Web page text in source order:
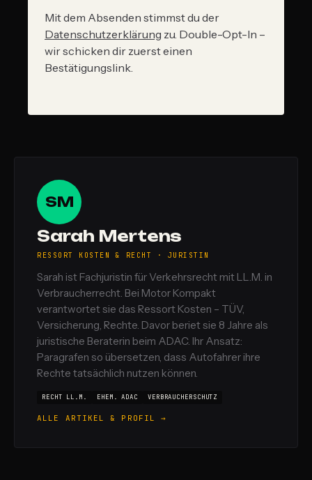
Mit dem Absenden stimmst du der
Datenschutzerklärung zu. Double-Opt-In –
wir schicken dir zuerst einen
Bestätigungslink.
SM
Sarah Mertens
RESSORT KOSTEN & RECHT · JURISTIN
Sarah ist Fachjuristin für Verkehrsrecht mit LL.M. in
Verbraucherrecht. Bei Motor Kompakt
verantwortet sie das Ressort Kosten – TÜV,
Versicherung, Rechte. Davor beriet sie 8 Jahre als
juristische Beraterin beim ADAC. Ihr Ansatz:
Paragrafen so übersetzen, dass Autofahrer ihre
Rechte tatsächlich nutzen können.
RECHT LL.M. EHEM. ADAC VERBRAUCHERSCHUTZ
ALLE ARTIKEL & PROFIL →